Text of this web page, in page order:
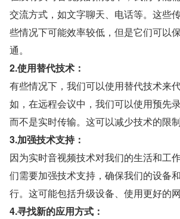
交流方式，如文字聊天、电话等。这些
些情况下可能效率较低，但是它们可以
通。
2.使用替代技术：
有些情况下，我们可以使用替代技术来
如，在远程会议中，我们可以使用预先
而不是实时传输。这可以减少技术的限制
3.加强技术支持：
因为实时音视频技术对我们的生活和工
们需要加强技术支持，确保我们的设备
行。这可能包括升级设备、使用更好的网
4.寻找新的应用方式：